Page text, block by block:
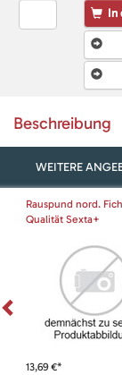
In
Beschreibung
WEITERE
Rauspund nord.
Qualität Sexta+
13,69 €*